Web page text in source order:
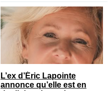
L’ex d’Éric Lapointe
annonce qu’elle est en